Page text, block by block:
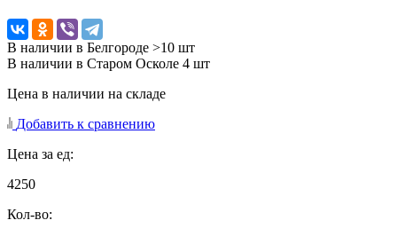
В наличии в Белгороде >10 шт
В наличии в Старом Осколе 4 шт
Цена в наличии на складе
Добавить к сравнению
Цена за ед:
4250
Кол-во: